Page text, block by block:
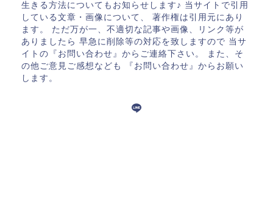
生きる方法についてもお知らせします♪ 当サイトで引用
している文章・画像について、 著作権は引用元にあり
ます。 ただ万が一、不適切な記事や画像、リンク等が
ありましたら 早急に削除等の対応を致しますので 当サ
イトの『お問い合わせ』からご連絡下さい。 また、そ
の他ご意見ご感想なども 『お問い合わせ』からお願い
します。